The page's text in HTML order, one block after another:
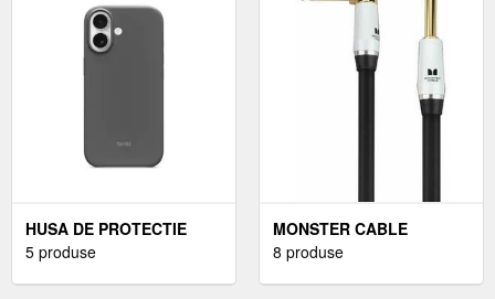
HUSA DE PROTECTIE
APPLE BEATS PENTRU
5 produse
MONSTER CABLE
PROLINK STUDIO PRO
8 produse